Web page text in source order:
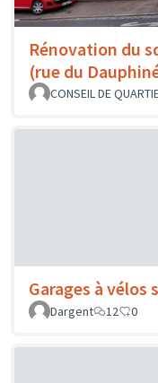
Rénovation du
(rue du
CONSEIL DE
Garages à vélos
Dargent
12 0